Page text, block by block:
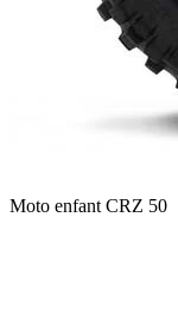
Moto enfant CRZ 50